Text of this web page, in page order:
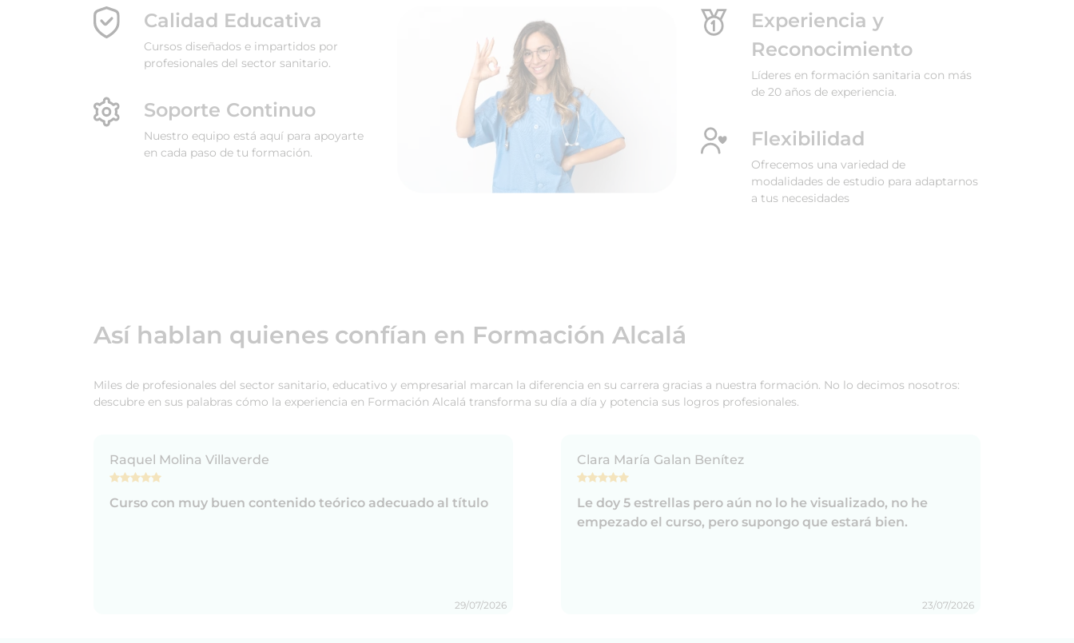
Calidad Educativa
Cursos diseñados e impartidos por
profesionales del sector sanitario.
Soporte Continuo
Nuestro equipo está aquí para apoyarte
en cada paso de tu formación.
Experiencia y
Reconocimiento
Líderes en formación sanitaria con más
de 20 años de experiencia.
Flexibilidad
Ofrecemos una variedad de
modalidades de estudio para adaptarnos
a tus necesidades
Así hablan quienes confían en Formación Alcalá
Miles de profesionales del sector sanitario, educativo y empresarial marcan la diferencia en su carrera gracias a nuestra formación. No lo decimos nosotros:
descubre en sus palabras cómo la experiencia en Formación Alcalá transforma su día a día y potencia sus logros profesionales.
Raquel Molina Villaverde
Curso con muy buen contenido teórico adecuado al título
29/07/2026
Clara María Galan Benítez
Le doy 5 estrellas pero aún no lo he visualizado, no he
empezado el curso, pero supongo que estará bien.
23/07/2026